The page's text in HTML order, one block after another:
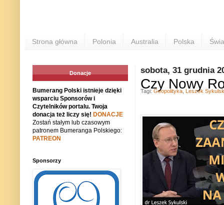
Strona główna Polonia Australia Polska
sobota, 31 grudnia
Czy Nowy
Tagi: Geopolityka Leszek
Donacje
Bumerang Polski istnieje dzięki
wsparciu Sponsorów i
Czytelników portalu. Twoja
donacja też liczy się! DONACJE
Zostań stałym lub czasowym
patronem Bumeranga Polskiego:
PATREON
Sponsorzy